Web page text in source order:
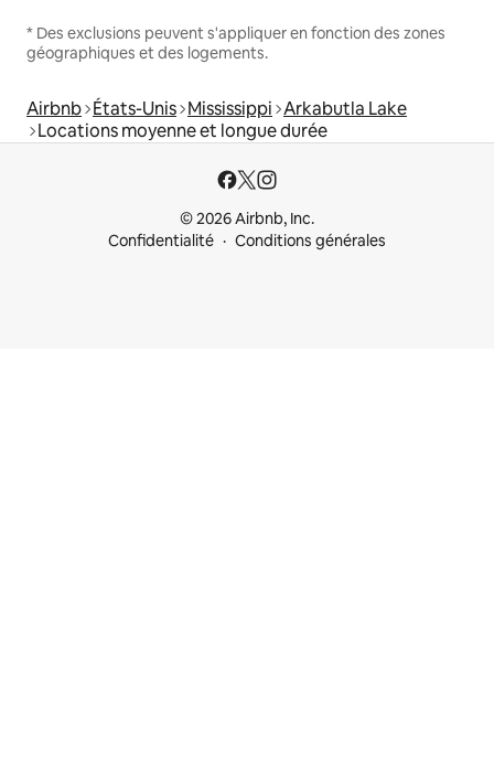
* Des exclusions peuvent s'appliquer en fonction des zones
géographiques et des logements.
Airbnb États-Unis Mississippi Arkabutla Lake
Locations moyenne et longue durée
© 2026 Airbnb, Inc.
Confidentialité
Conditions générales